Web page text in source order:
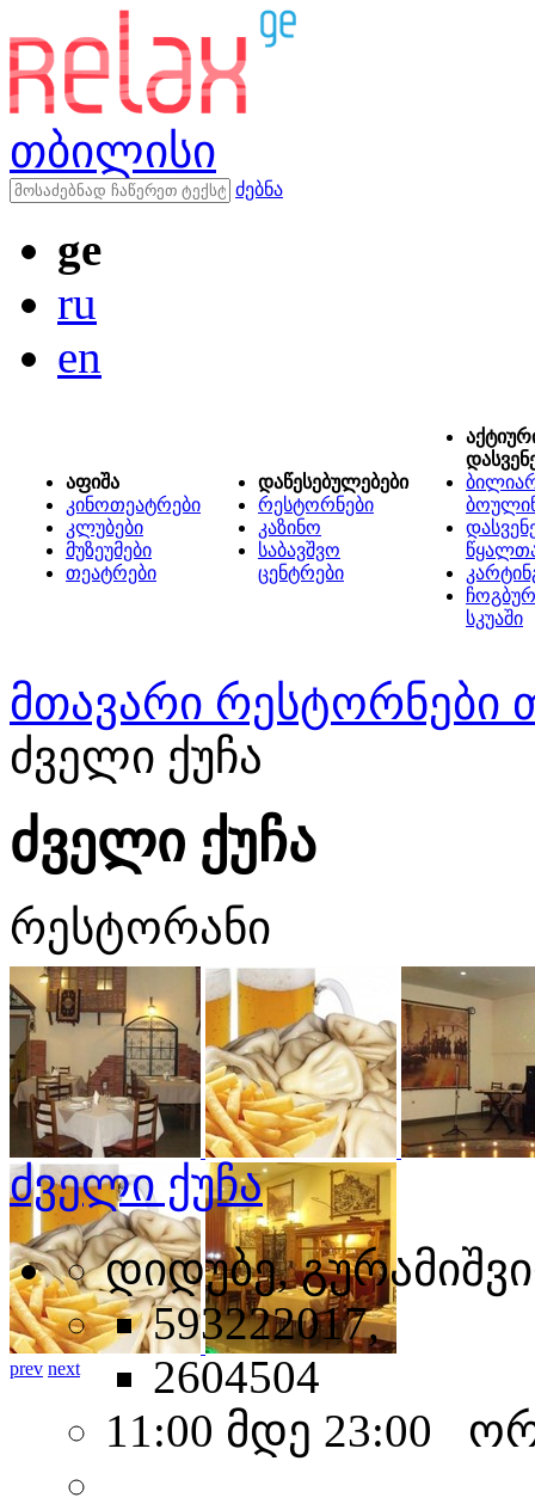
თბილისი
ძებნა
ge
ru
en
აფიშა
კინოთეატრები
კლუბები
მუზეუმები
თეატრები
დაწესებულებები
რესტორნები
კაზინო
საბავშვო
ცენტრები
სკუაში
მთავარი რესტორნები
ძველი ქუჩა
ძველი ქუჩა
რესტორანი
prev next
ძველი ქუჩა
დიდუბე,
593222017,
2604504
11:00 მდე 23:00